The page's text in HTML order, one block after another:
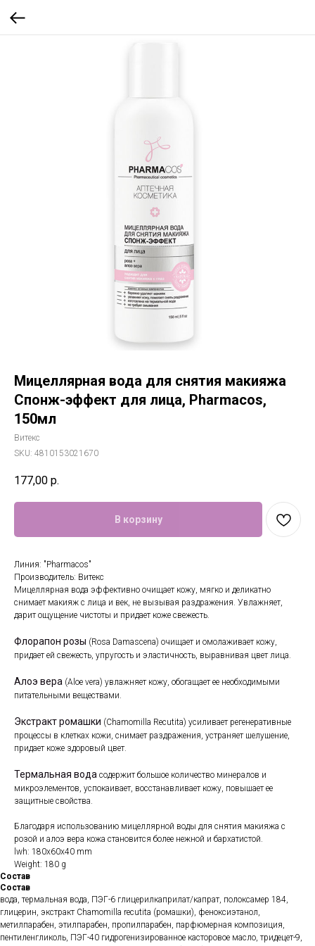
Мицеллярная вода для снятия макияжа
Спонж-эффект для лица, Pharmacos,
150мл
Витекс
SKU: 4810153021670
177,00 р.
В корзину
Линия: "Pharmacos"
Производитель: Витекс
Мицеллярная вода эффективно очищает кожу, мягко и деликатно
снимает макияж с лица и век, не вызывая раздражения. Увлажняет,
дарит ощущение чистоты и придает коже свежесть.
Флорапон розы (Rosa Damascena) очищает и омолаживает кожу,
придает ей свежесть, упругость и эластичность, выравнивая цвет лица.
Алоэ вера (Aloe vera) увлажняет кожу, обогащает ее необходимыми
питательными веществами.
Экстракт ромашки (Chamomilla Recutita) усиливает регенеративные
процессы в клетках кожи, снимает раздражения, устраняет шелушение,
придает коже здоровый цвет.
Термальная вода содержит большое количество минералов и
микроэлементов, успокаивает, восстанавливает кожу, повышает ее
защитные свойства.
Благодаря использованию мицеллярной воды для снятия макияжа с
розой и алоэ вера кожа становится более нежной и бархатистой.
lwh: 180x60x40 mm
Weight: 180 g
Состав
Состав
вода, термальная вода, ПЭГ-6 глицерилкаприлат/капрат, полоксамер 184,
глицерин, экстракт Chamomilla recutita (ромашки), феноксиэтанол,
метилпарабен, этилпарабен, пропилпарабен, парфюмерная композиция,
пентиленгликоль, ПЭГ-40 гидрогенизированное касторовое масло, тридецет-9,